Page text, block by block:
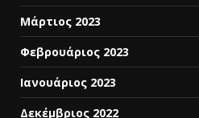
Μάρτιος 2023
Φεβρουάριος 2023
Ιανουάριος 2023
Δεκέμβριος 2022